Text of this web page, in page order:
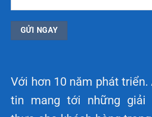
Với hơn 10 năm phát
tin mang tới những giải